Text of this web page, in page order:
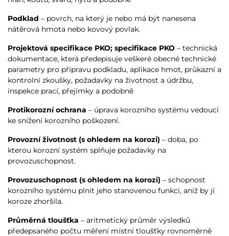
Podklad – povrch, na který je nebo má být nanesena
nátěrová hmota nebo kovový povlak.
Projektová specifikace PKO; specifikace PKO – technická
dokumentace, která předepisuje veškeré obecné technické
parametry pro přípravu podkladu, aplikace hmot, průkazní a
kontrolní zkoušky, požadavky na životnost a údržbu,
inspekce prací, přejímky a podobně
Protikorozní ochrana – úprava korozního systému vedoucí
ke snížení korozního poškození.
Provozní životnost (s ohledem na korozi) – doba, po
kterou korozní systém splňuje požadavky na
provozuschopnost.
Provozuschopnost (s ohledem na korozi) – schopnost
korozního systému plnit jeho stanovenou funkci, aniž by jí
koroze zhoršila.
Průměrná tloušťka – aritmetický průměr výsledků
předepsaného počtu měření místní tloušťky rovnoměrně